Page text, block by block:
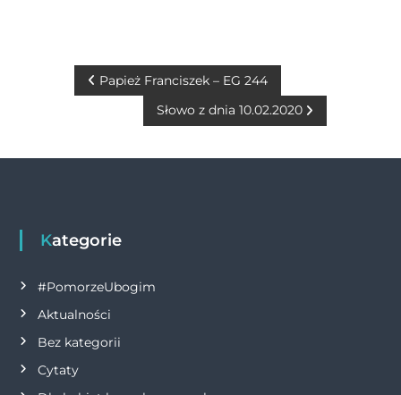
b
k
n
g
r
A
p
n
N
w
g
a
c
j
Papież Franciszek – EG 244
Słowo z dnia 10.02.2020
Kategorie
#PomorzeUbogim
Aktualności
Bez kategorii
Cytaty